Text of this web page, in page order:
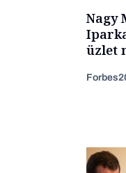
Nagy
üzlet
Forbes